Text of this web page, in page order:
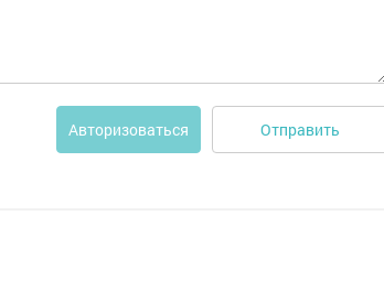
Авторизоваться Отправить